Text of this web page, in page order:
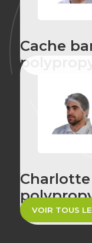
Cache
tissée
VOIR TOUS